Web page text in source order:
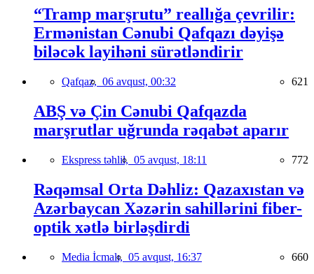
“Tramp marşrutu” reallığa çevrilir:
Ermənistan Cənubi Qafqazı dəyişə
biləcək layihəni sürətləndirir
Qafqaz, 06 avqust, 00:32 621
ABŞ və Çin Cənubi Qafqazda
marşrutlar uğrunda rəqabət aparır
Ekspress təhlil, 05 avqust, 18:11 772
Rəqəmsal Orta Dəhliz: Qazaxıstan və
Azərbaycan Xəzərin sahillərini fiber-
optik xətlə birləşdirdi
Media İcmalı, 05 avqust, 16:37 660